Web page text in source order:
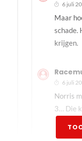
6 juli
Maar
schade.
krijgen.
6 juli
Norris
3… Die